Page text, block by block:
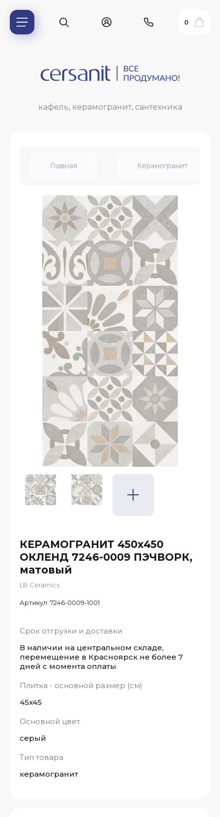
0
кафель, керамогранит, сантехника
Главная Керамогранит
КЕРАМОГРАНИТ 450x450
ОКЛЕНД 7246-0009 ПЭЧВОРК,
матовый
LB Ceramics
Артикул: 7246-0009-1001
Срок отгрузки и доставки
В наличии на центральном складе,
перемещение в Красноярск не более 7
дней с момента оплаты
Плитка - основной размер (см)
45x45
Основной цвет
серый
Тип товара
керамогранит